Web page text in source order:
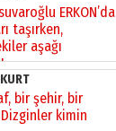
ERKON’da
taşırken,
aşağı
bir şehir, bir
kimin